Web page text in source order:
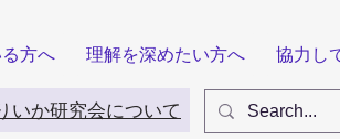
方へ 理解を深めたい方へ 協力し
いか研究会について